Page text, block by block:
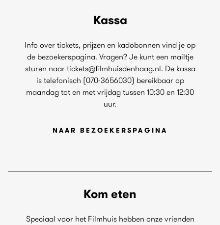
Kassa
Info over tickets, prijzen en kadobonnen vind je op
de bezoekerspagina. Vragen? Je kunt een mailtje
sturen naar tickets@filmhuisdenhaag.nl. De kassa
is telefonisch (070-3656030) bereikbaar op
maandag tot en met vrijdag tussen 10:30 en 12:30
uur.
NAAR BEZOEKERSPAGINA
Kom eten
Speciaal voor het Filmhuis hebben onze vrienden